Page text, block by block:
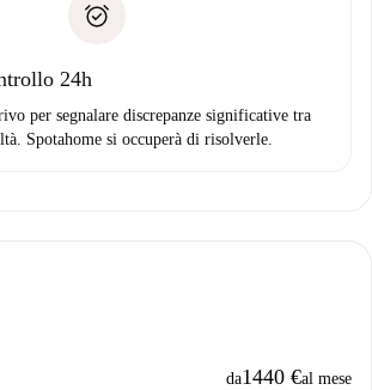
del pagamento
problemi.
24h
per segnalare discrepanze significative tra
Spotahome si occuperà di risolverle.
da1440 €al mese